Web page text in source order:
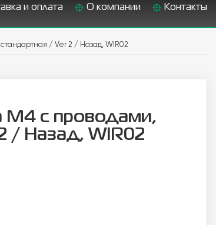
и оплата О компании Контакты
/ Ver 2 / Назад, WIR02
М4 с проводами,
/ Назад, WIR02